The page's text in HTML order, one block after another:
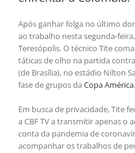
Após ganhar folga no último
ao trabalho nesta segunda-
Teresópolis. O técnico Tite
táticas de olho na partida
(de Brasília), no estádio Nilton
fase de grupos da Copa América.
Em busca de privacidade, Tite
a CBF TV a transmitir apenas o
conta da pandemia de
acompanhar os trabalhos de